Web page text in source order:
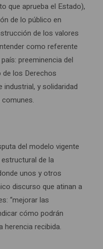
que aprueba el Estado),
de lo público en
de los valores
como referente
preeminencia del
de los Derechos
industrial, y solidaridad
del modelo vigente
de la
unos y otros
discurso que atinan a
“mejorar las
cómo podrán
herencia recibida.